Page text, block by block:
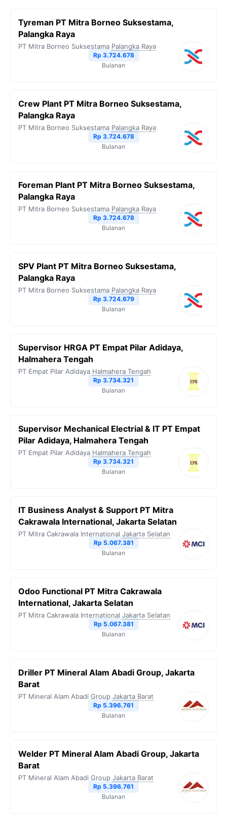
Tyreman PT Mitra Borneo Suksestama,
Palangka Raya
PT Mitra Borneo Suksestama Palangka Raya
Rp 3.724.678
Bulanan
Crew Plant PT Mitra Borneo Suksestama,
Palangka Raya
PT Mitra Borneo Suksestama Palangka Raya
Rp 3.724.678
Bulanan
Foreman Plant PT Mitra Borneo Suksestama,
Palangka Raya
PT Mitra Borneo Suksestama Palangka Raya
Rp 3.724.678
Bulanan
SPV Plant PT Mitra Borneo Suksestama,
Palangka Raya
PT Mitra Borneo Suksestama Palangka Raya
Rp 3.724.679
Bulanan
Supervisor HRGA PT Empat Pilar Adidaya,
Halmahera Tengah
PT Empat Pilar Adidaya Halmahera Tengah
Rp 3.734.321
Bulanan
Supervisor Mechanical Electrial & IT PT Empat
Pilar Adidaya, Halmahera Tengah
PT Empat Pilar Adidaya Halmahera Tengah
Rp 3.734.321
Bulanan
IT Business Analyst & Support PT Mitra
Cakrawala International, Jakarta Selatan
PT Mitra Cakrawala International Jakarta Selatan
Rp 5.067.381
Bulanan
Odoo Functional PT Mitra Cakrawala
International, Jakarta Selatan
PT Mitra Cakrawala International Jakarta Selatan
Rp 5.067.381
Bulanan
Driller PT Mineral Alam Abadi Group, Jakarta
Barat
PT Mineral Alam Abadi Group Jakarta Barat
Rp 5.396.761
Bulanan
Welder PT Mineral Alam Abadi Group, Jakarta
Barat
PT Mineral Alam Abadi Group Jakarta Barat
Rp 5.396.761
Bulanan